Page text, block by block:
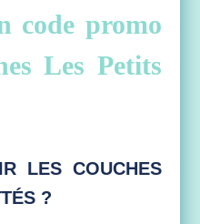
code promo
Les Petits
LES COUCHES
?